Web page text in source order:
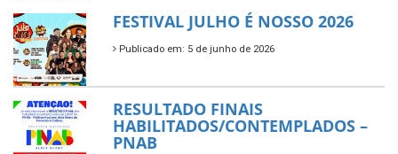
FESTIVAL JULHO É NOSSO 2026
Publicado em: 5 de junho de 2026
RESULTADO FINAIS
HABILITADOS/CONTEMPLADOS –
PNAB